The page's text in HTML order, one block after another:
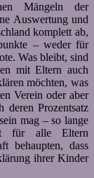
Mängeln der
Auswertung und
komplett ab,
– weder für
Was bleibt, sind
mit Eltern auch
möchten, was
Verein oder aber
Prozentsatz
mag – so lange
für alle Eltern
behaupten, dass
ihrer Kinder